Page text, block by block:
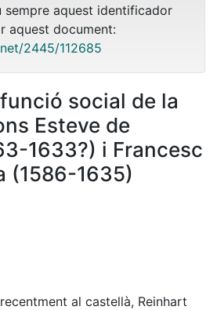
sempre aquest identificador
aquest document:
2445/112685
social de la
Esteve de
1633?) i Francesc
(1586-1635)
al castellà, Reinhart